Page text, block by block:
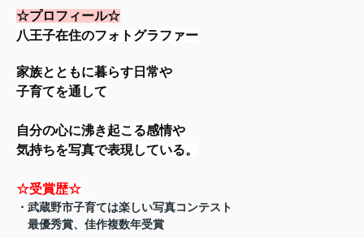
☆プロフィール☆
八王子在住のフォトグラファー
家族とともに暮らす日常や
子育てを通して
自分の心に沸き起こる感情や
気持ちを写真で表現している。
☆受賞歴☆
・武蔵野市子育ては楽しい写真コンテスト
最優秀賞、佳作複数年受賞